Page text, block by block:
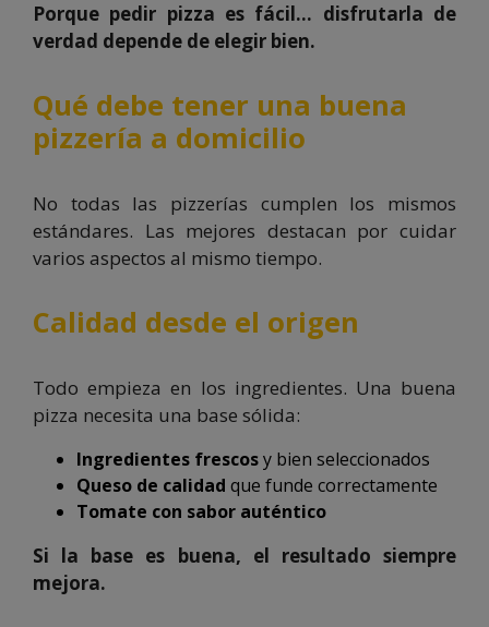
Porque pedir pizza es fácil… disfrutarla de
verdad depende de elegir bien.
Qué debe tener una buena
pizzería a domicilio
No todas las pizzerías cumplen los mismos
estándares. Las mejores destacan por cuidar
varios aspectos al mismo tiempo.
Calidad desde el origen
Todo empieza en los ingredientes. Una buena
pizza necesita una base sólida:
Ingredientes frescosy bien seleccionados
Queso de calidad que funde correctamente
Tomate con sabor auténtico
Si la base es buena, el resultado siempre
mejora.